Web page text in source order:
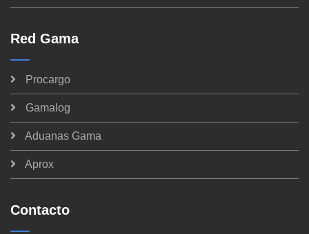
Red Gama
Procargo
Gamalog
Aduanas Gama
Aprox
Contacto